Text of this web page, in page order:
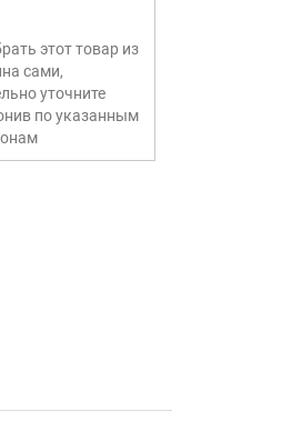
этот товар из
сами,
уточните
по указанным